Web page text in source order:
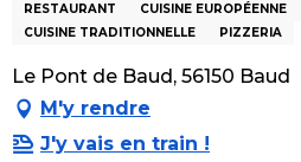
RESTAURANT CUISINE EUROPÉENNE
CUISINE TRADITIONNELLE
PIZZERIA
Le Pont de Baud, 56150 Baud
M'y rendre
J'y vais en train !